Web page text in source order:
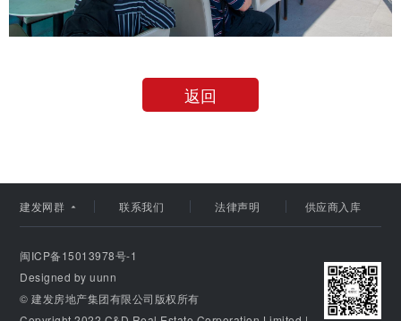
返回
建发网群  联系我们 法律声明 供应商入库
闽ICP备15013978号-1
Designed by uunn
© 建发房地产集团有限公司版权所有